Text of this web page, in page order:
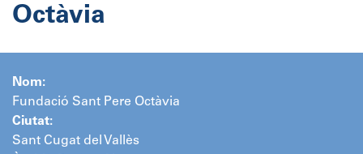
Octàvia
Nom:
Fundació Sant Pere Octàvia
Ciutat:
Sant Cugat del Vallès